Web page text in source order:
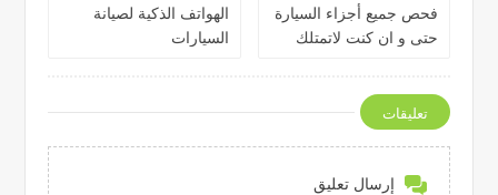
فحص جميع أجزاء السيارة
حتى و ان كنت لاتمتلك
الهواتف الذكية لصيانة
السيارات
تعليقات
إرسال تعليق